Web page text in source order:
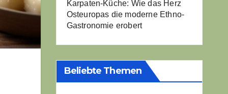
Karpaten-Küche: Wie das Herz
Osteuropas die moderne Ethno-
Gastronomie erobert
Beliebte Themen